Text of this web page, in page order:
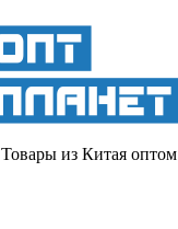
Товары из Китая оптом